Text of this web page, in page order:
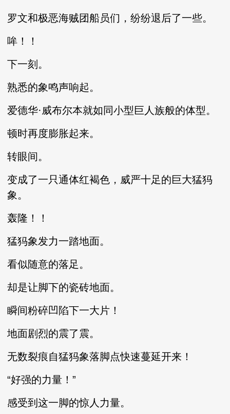
罗文和极恶海贼团船员们，纷纷退后了一些。
哞！！
下一刻。
熟悉的象鸣声响起。
爱德华·威布尔本就如同小型巨人族般的体型。
顿时再度膨胀起来。
转眼间。
变成了一只通体红褐色，威严十足的巨大猛犸
象。
轰隆！！
猛犸象发力一踏地面。
看似随意的落足。
却是让脚下的瓷砖地面。
瞬间粉碎凹陷下一大片！
地面剧烈的震了震。
无数裂痕自猛犸象落脚点快速蔓延开来！
“好强的力量！”
感受到这一脚的惊人力量。